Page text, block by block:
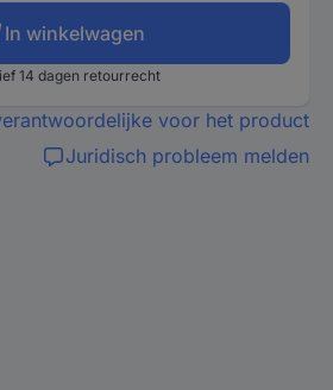
In winkelwagen
14 dagen retourrecht
voor het product
Juridisch probleem melden